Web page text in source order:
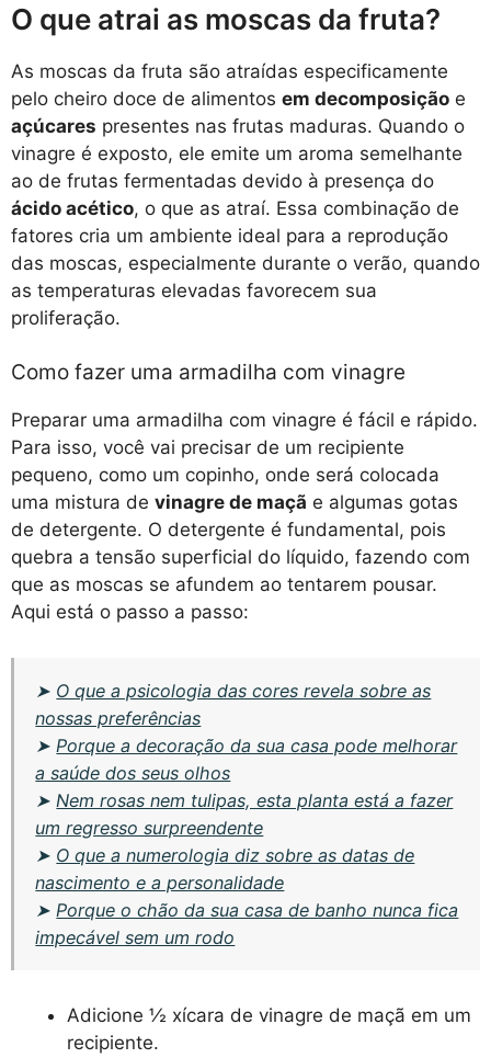
O que atrai as moscas da fruta?
As moscas da fruta são atraídas especificamente
pelo cheiro doce de alimentos em decomposição e
açúcares presentes nas frutas maduras. Quando o
vinagre é exposto, ele emite um aroma semelhante
ao de frutas fermentadas devido à presença do
ácido acético, o que as atraí. Essa combinação de
fatores cria um ambiente ideal para a reprodução
das moscas, especialmente durante o verão, quando
as temperaturas elevadas favorecem sua
proliferação.
Como fazer uma armadilha com vinagre
Preparar uma armadilha com vinagre é fácil e rápido.
Para isso, você vai precisar de um recipiente
pequeno, como um copinho, onde será colocada
uma mistura de vinagre de maçã e algumas gotas
de detergente. O detergente é fundamental, pois
quebra a tensão superficial do líquido, fazendo com
que as moscas se afundem ao tentarem pousar.
Aqui está o passo a passo:
➤ O que a psicologia das cores revela sobre as
nossas preferências
➤ Porque a decoração da sua casa pode melhorar
a saúde dos seus olhos
➤ Nem rosas nem tulipas, esta planta está a fazer
um regresso surpreendente
➤ O que a numerologia diz sobre as datas de
nascimento e a personalidade
➤ Porque o chão da sua casa de banho nunca fica
impecável sem um rodo
Adicione ½ xícara de vinagre de maçã em um
recipiente.